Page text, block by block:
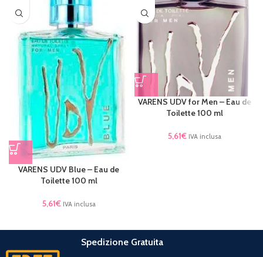
VARENS UDV Blue – Eau de
Toilette 100 ml
5,61€ IVA inclusa
VARENS UDV for Men – Eau de
Toilette 100 ml
5,61€ IVA inclusa
Spedizione Gratuita